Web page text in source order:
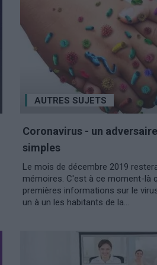
AUTRES SUJETS
Coronavirus - un
simples
Le mois de décembre 2019
mémoires. C'est à ce moment-là
premières informations sur le
un à un les habitants de la...